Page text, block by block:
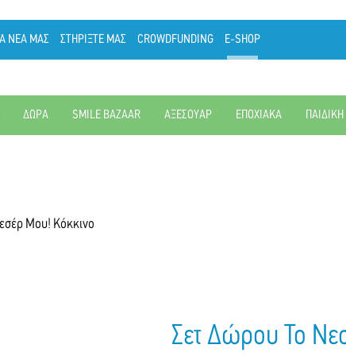
ΤΑ ΝΕΑ ΜΑΣ ΣΤΗΡΙΞΤΕ ΜΑΣ CROWDFUNDING E-SHOP
ΔΩΡΑ SMILE BAZAAR ΑΞΕΣΟΥΑΡ ΕΠΟΧΙΑΚΑ
Μου! Κόκκινο
Σετ Δώρου Το